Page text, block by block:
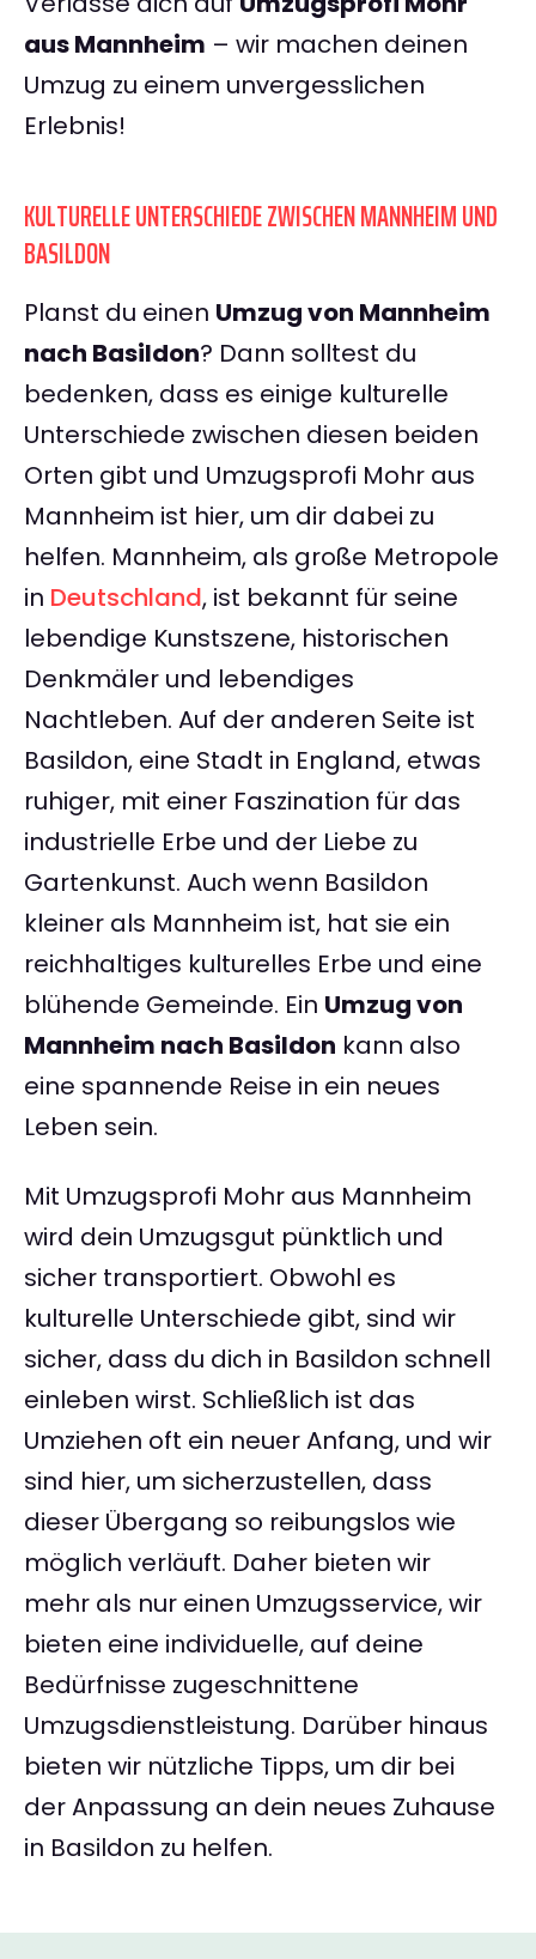
aus Mannheim – wir machen deinen
Umzug zu einem unvergesslichen
Erlebnis!
KULTURELLE UNTERSCHIEDE ZWISCHEN MANNHEIM UND
BASILDON
Planst du einen Umzug von Mannheim
nach Basildon? Dann solltest du
bedenken, dass es einige kulturelle
Unterschiede zwischen diesen beiden
Orten gibt und Umzugsprofi Mohr aus
Mannheim ist hier, um dir dabei zu
helfen. Mannheim, als große Metropole
in Deutschland, ist bekannt für seine
lebendige Kunstszene, historischen
Denkmäler und lebendiges
Nachtleben. Auf der anderen Seite ist
Basildon, eine Stadt in England, etwas
ruhiger, mit einer Faszination für das
industrielle Erbe und der Liebe zu
Gartenkunst. Auch wenn Basildon
kleiner als Mannheim ist, hat sie ein
reichhaltiges kulturelles Erbe und eine
blühende Gemeinde. Ein Umzug von
Mannheim nach Basildon kann also
eine spannende Reise in ein neues
Leben sein.
Mit Umzugsprofi Mohr aus Mannheim
wird dein Umzugsgut pünktlich und
sicher transportiert. Obwohl es
kulturelle Unterschiede gibt, sind wir
sicher, dass du dich in Basildon schnell
einleben wirst. Schließlich ist das
Umziehen oft ein neuer Anfang, und wir
sind hier, um sicherzustellen, dass
dieser Übergang so reibungslos wie
möglich verläuft. Daher bieten wir
mehr als nur einen Umzugsservice, wir
bieten eine individuelle, auf deine
Bedürfnisse zugeschnittene
Umzugsdienstleistung. Darüber hinaus
bieten wir nützliche Tipps, um dir bei
der Anpassung an dein neues Zuhause
in Basildon zu helfen.